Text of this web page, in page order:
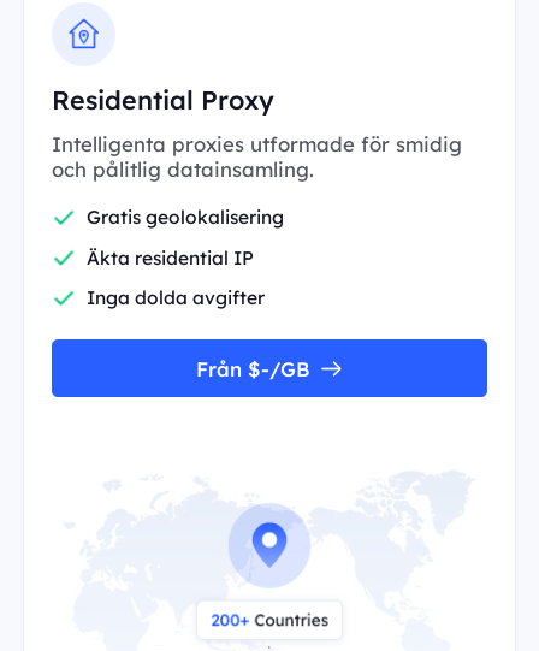
Residential Proxy
Intelligenta proxies utformade för smidig
och pålitlig datainsamling.
Gratis geolokalisering
Äkta residential IP
Inga dolda avgifter
Från $-/GB